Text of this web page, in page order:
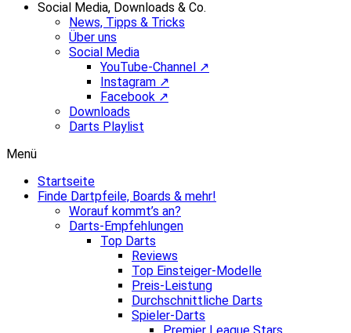
Social Media, Downloads & Co.
News, Tipps & Tricks
Über uns
Social Media
YouTube-Channel ↗
Instagram ↗
Facebook ↗
Downloads
Darts Playlist
Menü
Startseite
Finde Dartpfeile, Boards & mehr!
Worauf kommt’s an?
Darts-Empfehlungen
Top Darts
Reviews
Top Einsteiger-Modelle
Preis-Leistung
Durchschnittliche Darts
Spieler-Darts